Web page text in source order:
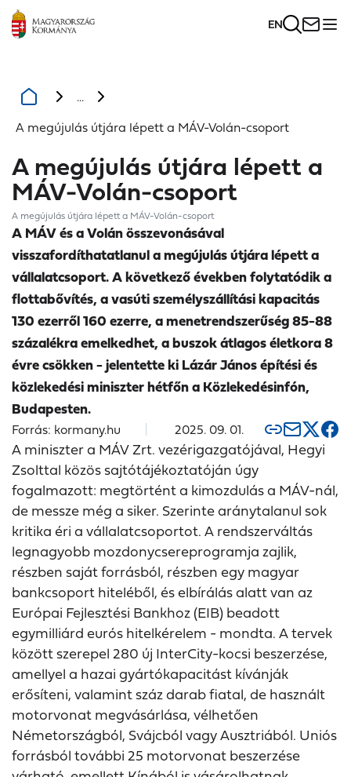
EN
...
A megújulás útjára lépett a MÁV-Volán-csoport
A megújulás útjára lépett a
MÁV-Volán-csoport
A megújulás útjára lépett a MÁV-Volán-csoport
A MÁV és a Volán összevonásával
visszafordíthatatlanul a megújulás útjára lépett a
vállalatcsoport. A következő években folytatódik a
flottabővítés, a vasúti személyszállítási kapacitás
130 ezerről 160 ezerre, a menetrendszerűség 85-88
százalékra emelkedhet, a buszok átlagos életkora 8
évre csökken - jelentette ki Lázár János építési és
közlekedési miniszter hétfőn a Közlekedésinfón,
Budapesten.
Forrás: kormany.hu 2025. 09. 01.
A miniszter a MÁV Zrt. vezérigazgatójával, Hegyi
Zsolttal közös sajtótájékoztatóján úgy
fogalmazott: megtörtént a kimozdulás a MÁV-nál,
de messze még a siker. Szerinte aránytalanul sok
kritika éri a vállalatcsoportot. A rendszerváltás
legnagyobb mozdonycsereprogramja zajlik,
részben saját forrásból, részben egy magyar
bankcsoport hiteléből, és elbírálás alatt van az
Európai Fejlesztési Bankhoz (EIB) beadott
egymilliárd eurós hitelkérelem - mondta. A tervek
között szerepel 280 új InterCity-kocsi beszerzése,
amellyel a hazai gyártókapacitást kívánják
erősíteni, valamint száz darab fiatal, de használt
motorvonat megvásárlása, vélhetően
Németországból, Svájcból vagy Ausztriából. Uniós
forrásból további 25 motorvonat beszerzése